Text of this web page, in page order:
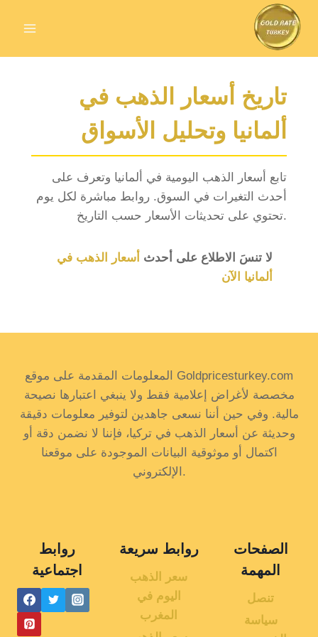
تاريخ أسعار الذهب في
ألمانيا وتحليل الأسواق
تابع أسعار الذهب اليومية في ألمانيا وتعرف على
أحدث التغيرات في السوق. روابط مباشرة لكل يوم
تحتوي على تحديثات الأسعار حسب التاريخ.
لا تنسَ الاطلاع على أحدث أسعار الذهب في
ألمانيا الآن
المعلومات المقدمة على موقع Goldpricesturkey.com
مخصصة لأغراض إعلامية فقط ولا ينبغي اعتبارها نصيحة
مالية. وفي حين أننا نسعى جاهدين لتوفير معلومات دقيقة
وحديثة عن أسعار الذهب في تركيا، فإننا لا نضمن دقة أو
اكتمال أو موثوقية البيانات الموجودة على موقعنا
الإلكتروني.
روابط
اجتماعية
روابط سريعة
سعر الذهب
اليوم في
المغرب
الصفحات
المهمة
تنصل
سياسة